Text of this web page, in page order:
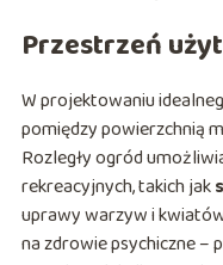
Przestrzeń
W projektowaniu
pomiędzy powierzchnią
Rozległy ogród
rekreacyjnych, takich jak
uprawy warzyw i
na zdrowie psychiczne –